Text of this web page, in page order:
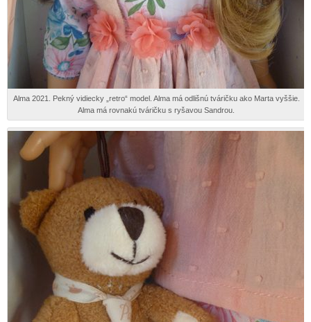
Alma 2021. Pekný vidiecky „retro“ model. Alma má odlišnú tváričku ako Marta vyššie.
Alma má rovnakú tváričku s ryšavou Sandrou.